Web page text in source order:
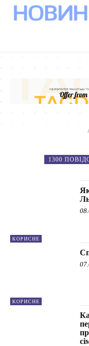
1300
КОРИСНЕ
КОРИСНЕ